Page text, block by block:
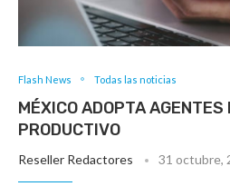
Flash News Todas las noticias
MÉXICO ADOPTA
PRODUCTIVO
Reseller Redactores 31 octubre,